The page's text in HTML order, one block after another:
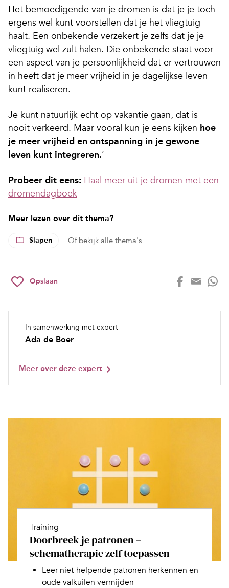
Het bemoedigende van je dromen is dat je je toch
ergens wel kunt voorstellen dat je het vliegtuig
haalt. Een onbekende verzekert je zelfs dat je je
vliegtuig wel zult halen. Die onbekende staat voor
een aspect van je persoonlijkheid dat er vertrouwen
in heeft dat je meer vrijheid in je dagelijkse leven
kunt realiseren.
Je kunt natuurlijk echt op vakantie gaan, dat is
nooit verkeerd. Maar vooral kun je eens kijken hoe
je meer vrijheid en ontspanning in je gewone
leven kunt integreren.‘
Probeer dit eens: Haal meer uit je dromen met een
dromendagboek
Meer lezen over dit thema?
Slapen Of bekijk alle thema's
Opslaan
In samenwerking met expert
Ada de Boer
Meer over deze expert
Training
Doorbreek je patronen –
schematherapie zelf toepassen
Leer niet-helpende patronen herkennen en
oude valkuilen vermijden